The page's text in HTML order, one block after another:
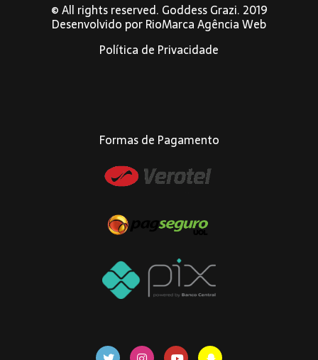
© All rights reserved. Goddess Grazi. 2019
Desenvolvido porRioMarca Agência Web
Política de Privacidade
Formas de Pagamento